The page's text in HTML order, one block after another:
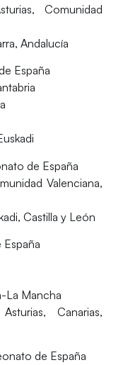
Comunidad
Andalucía
España
de España
Valenciana,
Castilla y León
La Mancha
Canarias,
de España